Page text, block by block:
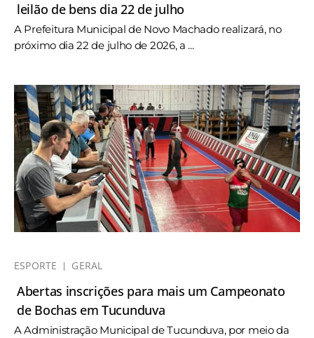
leilão de bens dia 22 de julho
A Prefeitura Municipal de Novo Machado realizará, no
próximo dia 22 de julho de 2026, a ...
ESPORTE GERAL
Abertas inscrições para mais um Campeonato
de Bochas em Tucunduva
A Administração Municipal de Tucunduva, por meio da